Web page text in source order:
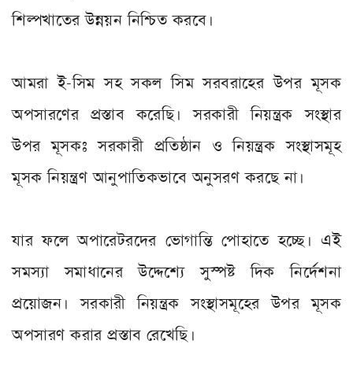
শিল্পখাতের উন্নয়ন নিশ্চিত করবে।
আমরা ই-সিম সহ সকল সিম সরবরাহের উপর মূসক
অপসারণের প্রস্তাব করেছি। সরকারী নিয়ন্ত্রক সংস্থার
উপর মূসকঃ সরকারী প্রতিষ্ঠান ও নিয়ন্ত্রক সংস্থাসমূহ
মূসক নিয়ন্ত্রণ আনুপাতিকভাবে অনুসরণ করছে না।
যার ফলে অপারেটরদের ভোগান্তি পোহাতে হচ্ছে। এই
সমস্যা সমাধানের উদ্দেশ্যে সুস্পষ্ট দিক নির্দেশনা
প্রয়োজন। সরকারী নিয়ন্ত্রক সংস্থাসমূহের উপর মূসক
অপসারণ করার প্রস্তাব রেখেছি।